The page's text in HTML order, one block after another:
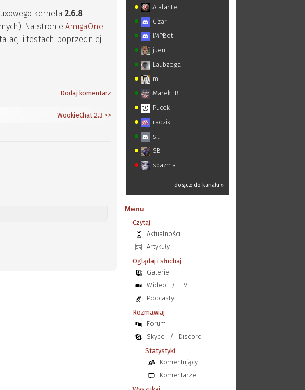
kernela2.6.8.
Na stronieAmigaOne
i testach poprzedniej
Dodaj komentarz
WookieChat 2.3 >>
Atalante
Cizar
IMPBot
juen
Laubzega
m...
Marek_B
Pucek
radzik
s...
SB
spazma
dołącz do kanału »
Menu
Czytaj
Aktualności
Artykuły
Oglądaj i słuchaj
Galerie
Wideo
/
TV
Podcasty
Rozmawiaj
Forum
Skype
/
Discord
Statystyki
Komentujący
Komentarze